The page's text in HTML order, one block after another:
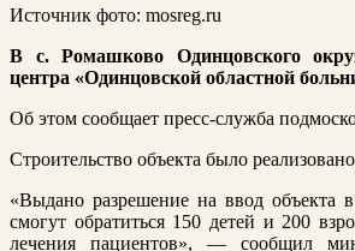
Источник фото: mosreg.ru
В с. Ромашково Одинцовского
центра «Одинцовской областной
Об этом сообщает пресс-служба
Строительство объекта было
«Выдано разрешение на ввод объекта
смогут обратиться 150 детей и 200
лечения пациентов», — сообщил